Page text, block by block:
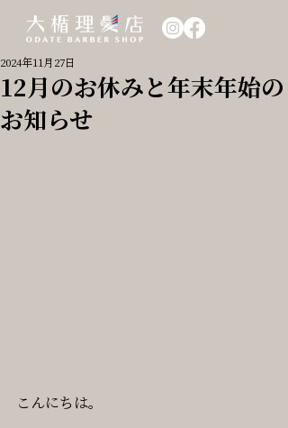
12月のお休みと年末年始の
お知らせ
2024年11月27日
こんにちは。